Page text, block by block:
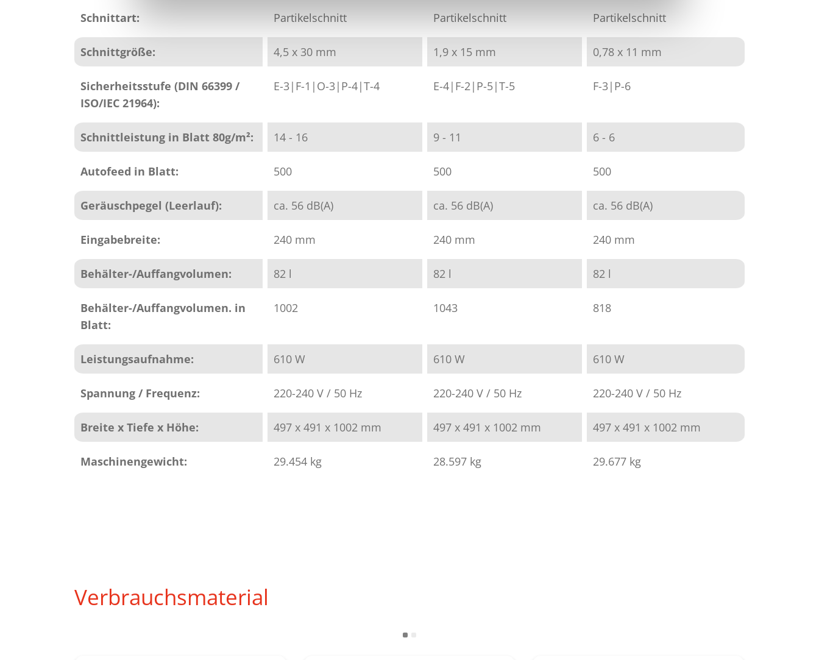
Schnittart: Partikelschnitt Partikelschnitt Partikelschnitt
Schnittgröße: 4,5 x 30 mm 1,9 x 15 mm 0,78 x 11 mm
Sicherheitsstufe (DIN 66399 /
ISO/IEC 21964):
E-3|F-1|O-3|P-4|T-4 E-4|F-2|P-5|T-5 F-3|P-6
Schnittleistung in Blatt 80g/m²: 14 - 16 9 - 11 6 - 6
Autofeed in Blatt: 500 500 500
Geräuschpegel (Leerlauf): ca. 56 dB(A) ca. 56 dB(A) ca. 56 dB(A)
Eingabebreite: 240 mm 240 mm 240 mm
Behälter-/Auffangvolumen: 82 l 82 l 82 l
Behälter-/Auffangvolumen. in
Blatt:
1002 1043 818
Leistungsaufnahme: 610 W 610 W 610 W
Spannung / Frequenz: 220-240 V / 50 Hz 220-240 V / 50 Hz 220-240 V / 50 Hz
Breite x Tiefe x Höhe: 497 x 491 x 1002 mm 497 x 491 x 1002 mm 497 x 491 x 1002 mm
Maschinengewicht: 29.454 kg 28.597 kg 29.677 kg
Verbrauchsmaterial